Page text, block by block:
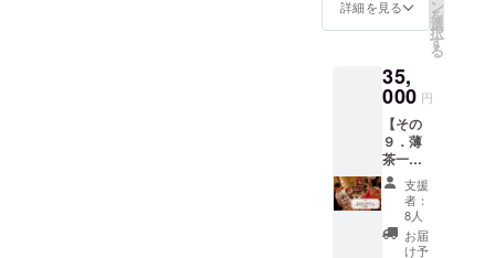
筅
（ちゃ
やス
プーン
で混ぜ
ると出
来上が
り！ 抹
茶がビ
タミン
など栄
養成分
をその
屋本
店」さ
所が主
催され
た、名
古屋の
新しい
和菓子
コンテ
ストに
も入賞
され、
画撮影
など、
しても
らって
も構い
ませ
ん。 ま
た、ど
うして
も1日で
は難し
い方は
使用し
色（褐
色）』
と呼ば
れ験担
ぎにも
用いら
れまし
た。 保
温性が
高く肌
にやさ
際に美
し上
がって
がら、
食事の
説明と
所作を
学んで
もらえ
る機会
を設け
20%OF
※※※好評
につ
き、回
数券が2
回分少
ないリ
ターン
を追加
いたし
ます※※※
茶室が
完成し
詳細を見る ン
を
選
択
す
る
35,
000 円
【その
９．薄
茶一服
＋芸・
舞妓さ
んとお
座敷遊
び付祝
支援
者：
8人
お届
け予